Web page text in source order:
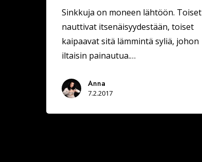
Sinkkuja on moneen lähtöön. Toiset
nauttivat itsenäisyydestään, toiset
kaipaavat sitä lämmintä syliä, johon
iltaisin painautua.…
Anna
7.2.2017